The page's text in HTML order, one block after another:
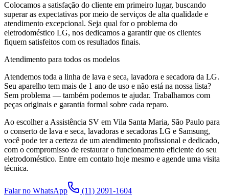
Colocamos a satisfação do cliente em primeiro lugar, buscando
superar as expectativas por meio de serviços de alta qualidade e
atendimento excepcional. Seja qual for o problema do
eletrodoméstico LG, nos dedicamos a garantir que os clientes
fiquem satisfeitos com os resultados finais.
Atendimento para todos os modelos
Atendemos toda a linha de lava e seca, lavadora e secadora da LG.
Seu aparelho tem mais de 1 ano de uso e não está na nossa lista?
Sem problema — também podemos te ajudar. Trabalhamos com
peças originais e garantia formal sobre cada reparo.
Ao escolher a Assistência SV em Vila Santa Maria, São Paulo para
o conserto de lava e seca, lavadoras e secadoras LG e Samsung,
você pode ter a certeza de um atendimento profissional e dedicado,
com o compromisso de restaurar o funcionamento eficiente do seu
eletrodoméstico. Entre em contato hoje mesmo e agende uma visita
técnica.
Falar no WhatsApp
(11) 2091-1604